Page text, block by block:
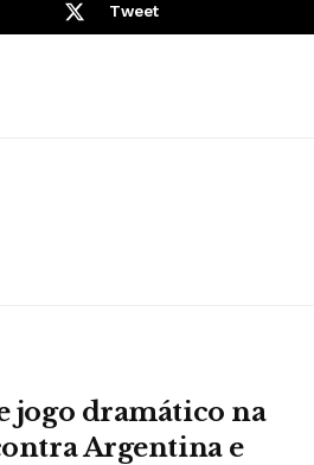
Tweet
jogo dramático na
Argentina e